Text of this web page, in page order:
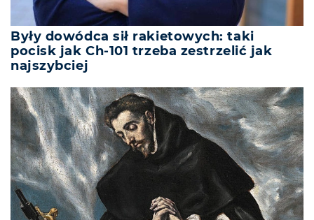
Były dowódca sił rakietowych: taki
pocisk jak Ch-101 trzeba zestrzelić jak
najszybciej